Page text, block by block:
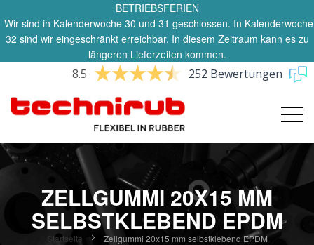
BETRIEBSFERIEN
Wir sind in Kalenderwoche 30 und 31 geschlossen. In Kalenderwoche
32 sind wir eingeschränkt erreichbar. In diesem Zeitraum kann es zu
längeren Lieferzeiten kommen.
8.5 252 Bewertungen
ZELLGUMMI 20X15 MM
SELBSTKLEBEND EPDM
Startseite Zellgummi 20x15 mm selbstklebend EPDM